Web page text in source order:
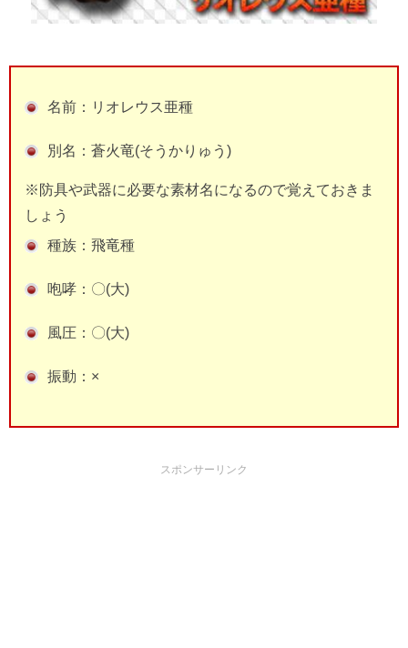
名前：リオレウス亜種
別名：蒼火竜(そうかりゅう)
※防具や武器に必要な素材名になるので覚えておきま
しょう
種族：飛竜種
咆哮：〇(大)
風圧：〇(大)
振動：×
スポンサーリンク